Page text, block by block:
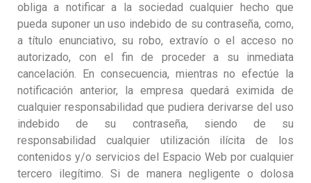
obliga a notificar a la sociedad cualquier hecho que
pueda suponer un uso indebido de su contraseña, como,
a título enunciativo, su robo, extravío o el acceso no
autorizado, con el fin de proceder a su inmediata
cancelación. En consecuencia, mientras no efectúe la
notificación anterior, la empresa quedará eximida de
cualquier responsabilidad que pudiera derivarse del uso
indebido de su contraseña, siendo de su
responsabilidad cualquier utilización ilícita de los
contenidos y/o servicios del Espacio Web por cualquier
tercero ilegítimo. Si de manera negligente o dolosa